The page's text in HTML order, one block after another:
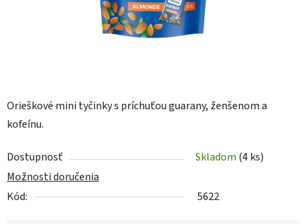
Orieškové mini tyčinky s príchuťou guarany, ženšenom a
kofeínu.
Dostupnosť Skladom (4 ks)
Možnosti doručenia
Kód:
5622